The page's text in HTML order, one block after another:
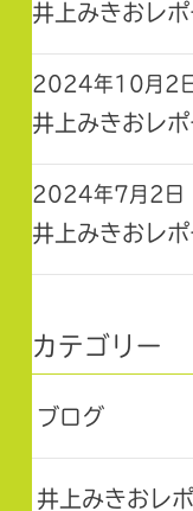
井上みきおレ
井上みきおレ
2024年10月2
井上みきおレ
2024年7月2日
カテゴリー
ブログ
井上みきおレ